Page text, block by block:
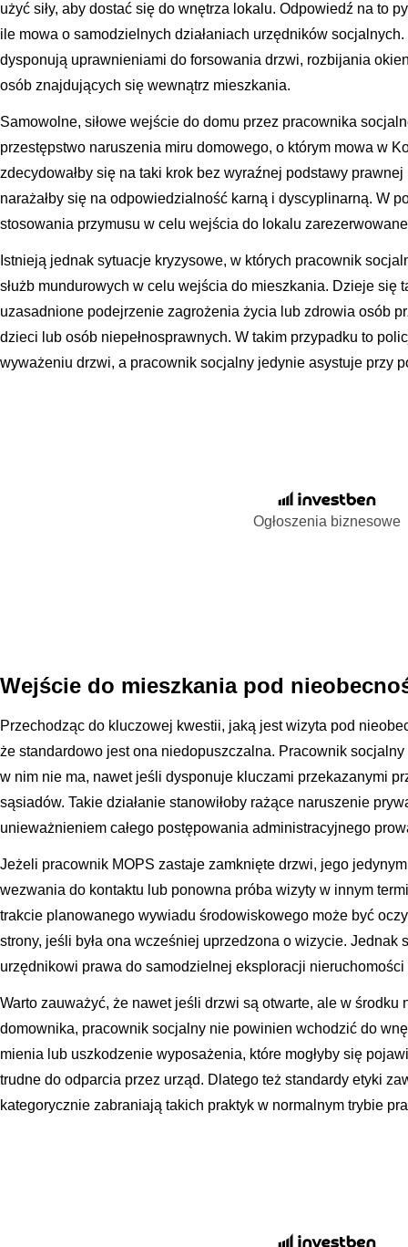
użyć siły, aby dostać się do wnętrza lokalu. Odpowiedź na to
ile mowa o samodzielnych działaniach urzędników
dysponują uprawnieniami do forsowania drzwi, rozbijania
osób znajdujących się wewnątrz mieszkania.
Samowolne, siłowe wejście do domu przez pracownika
przestępstwo naruszenia miru domowego, o którym mowa w
zdecydowałby się na taki krok bez wyraźnej podstawy
narażałby się na odpowiedzialność karną i dyscyplinarną. W
stosowania przymusu w celu wejścia do lokalu
Istnieją jednak sytuacje kryzysowe, w których pracownik
służb mundurowych w celu wejścia do mieszkania. Dzieje się
uzasadnione podejrzenie zagrożenia życia lub zdrowia osób
dzieci lub osób niepełnosprawnych. W takim przypadku to
wyważeniu drzwi, a pracownik socjalny jedynie asystuje przy
Ogłoszenia biznesowe
Wejście do mieszkania pod
Przechodząc do kluczowej kwestii, jaką jest wizyta pod
że standardowo jest ona niedopuszczalna. Pracownik
w nim nie ma, nawet jeśli dysponuje kluczami przekazanymi
sąsiadów. Takie działanie stanowiłoby rażące naruszenie
unieważnieniem całego postępowania administracyjnego
Jeżeli pracownik MOPS zastaje zamknięte drzwi, jego
wezwania do kontaktu lub ponowna próba wizyty w innym
trakcie planowanego wywiadu środowiskowego może być
strony, jeśli była ona wcześniej uprzedzona o wizycie. Jednak
urzędnikowi prawa do samodzielnej eksploracji
Warto zauważyć, że nawet jeśli drzwi są otwarte, ale w środku
domownika, pracownik socjalny nie powinien wchodzić do
mienia lub uszkodzenie wyposażenia, które mogłyby się
trudne do odparcia przez urząd. Dlatego też standardy etyki
kategorycznie zabraniają takich praktyk w normalnym trybie